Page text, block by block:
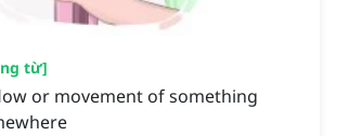
từ]
or movement of something